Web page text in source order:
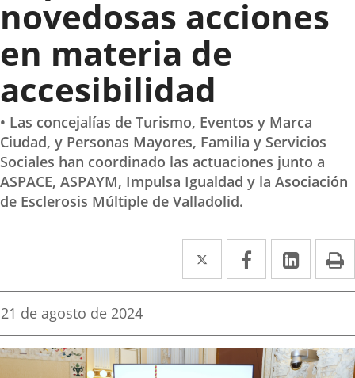
novedosas acciones
en materia de
accesibilidad
• Las concejalías de Turismo, Eventos y Marca
Ciudad, y Personas Mayores, Familia y Servicios
Sociales han coordinado las actuaciones junto a
ASPACE, ASPAYM, Impulsa Igualdad y la Asociación
de Esclerosis Múltiple de Valladolid.
Twitter
Enlace
a
aplicación
externa.
Facebook
Enlace
a
aplicación
externa.
Enlace
a
Fecha
la
noticia
21 de agosto de 2024